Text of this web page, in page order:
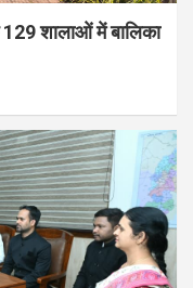
शालाओं में बालिका